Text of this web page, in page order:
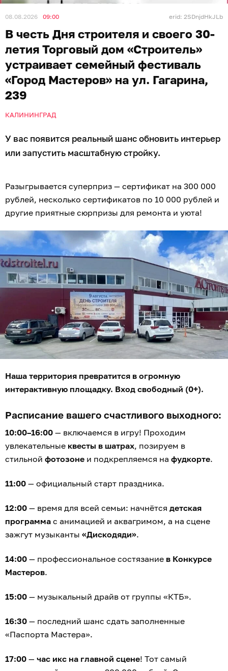
08.08.2026 09:00 erid: 2SDnjdHkJLb
В честь Дня строителя и своего 30-
летия Торговый дом «Строитель»
устраивает семейный фестиваль
«Город Мастеров» на ул. Гагарина,
239
КАЛИНИНГРАД
У вас появится реальный шанс обновить интерьер
или запустить масштабную стройку.
Разыгрывается суперприз — сертификат на 300 000
рублей, несколько сертификатов по 10 000 рублей и
другие приятные сюрпризы для ремонта и уюта!
Наша территория превратится в огромную
интерактивную площадку. Вход свободный (0+).
Расписание вашего счастливого выходного:
10:00–16:00 — включаемся в игру! Проходим
увлекательные квесты в шатрах, позируем в
стильной фотозоне и подкрепляемся на фудкорте.
11:00 — официальный старт праздника.
12:00 — время для всей семьи: начнётся детская
программа с анимацией и аквагримом, а на сцене
зажгут музыканты «Дискодяди».
14:00 — профессиональное состязание в Конкурсе
Мастеров.
15:00 — музыкальный драйв от группы «КТБ».
16:30 — последний шанс сдать заполненные
«Паспорта Мастера».
17:00 — час икс на главной сцене! Тот самый